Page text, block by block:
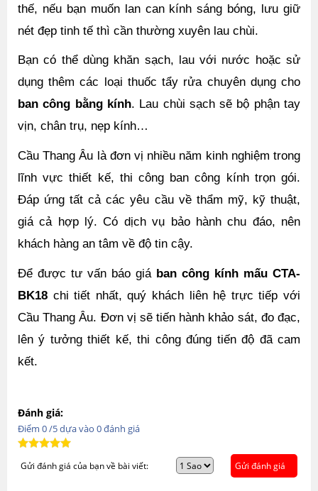
thế, nếu bạn muốn lan can kính sáng bóng, lưu giữ
nét đẹp tinh tế thì cần thường xuyên lau chùi.
Bạn có thể dùng khăn sạch, lau với nước hoặc sử
ban công bằng kính. Lau chùi sạch sẽ bộ phận tay
vịn, chân trụ, nẹp kính…
Cầu Thang Âu là đơn vị nhiều năm kinh nghiệm trong
lĩnh vực thiết kế, thi công ban công kính trọn gói.
Đáp ứng tất cả các yêu cầu về thẩm mỹ, kỹ thuật,
giá cả hợp lý. Có dịch vụ bảo hành chu đáo, nên
khách hàng an tâm về độ tin cậy.
Để được tư vấn báo giá ban công kính mấu CTA-
BK18 chi tiết nhất, quý khách liên hệ trực tiếp với
Cầu Thang Âu. Đơn vị sẽ tiến hành khảo sát, đo đạc,
lên ý tưởng thiết kế, thi công đúng tiến độ đã cam
kết.
Đánh giá:
Điểm 0/5 dựa vào 0đánh giá
Gửi đánh giá của bạn về bài viết: Gửi đánh giá